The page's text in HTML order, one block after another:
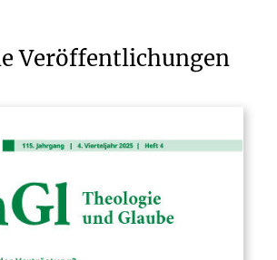
Veröffentlichungen